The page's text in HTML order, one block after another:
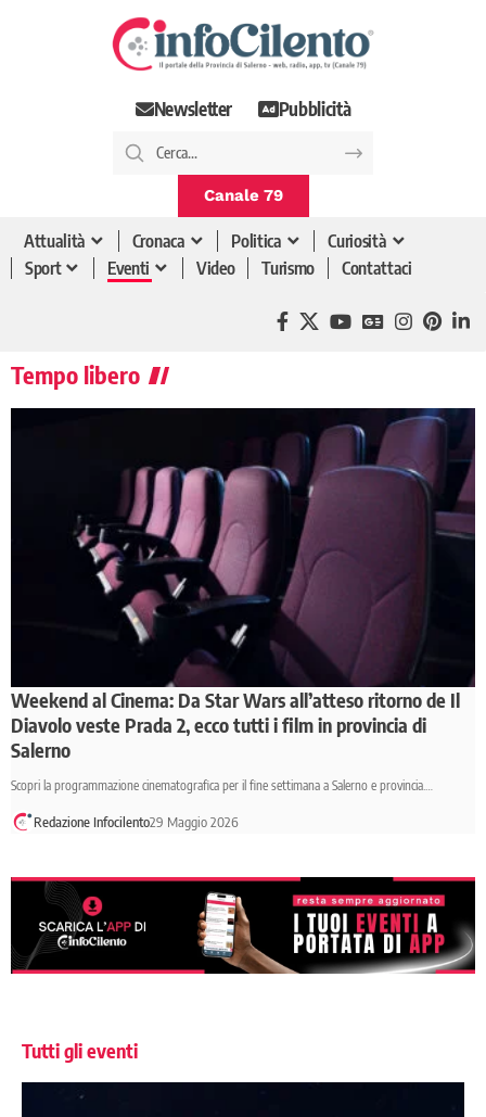
Newsletter Pubblicità
Canale 79
Attualità Cronaca Politica
Curiosità
Sport
Eventi Video Turismo Contattaci
Tempo libero
Weekend al Cinema: Da Star Wars all’atteso ritorno de Il
Diavolo veste Prada 2, ecco tutti i film in provincia di
Salerno
Scopri la programmazione cinematografica per il fine settimana a Salerno e provincia.…
Redazione Infocilento29 Maggio 2026
Tutti gli eventi